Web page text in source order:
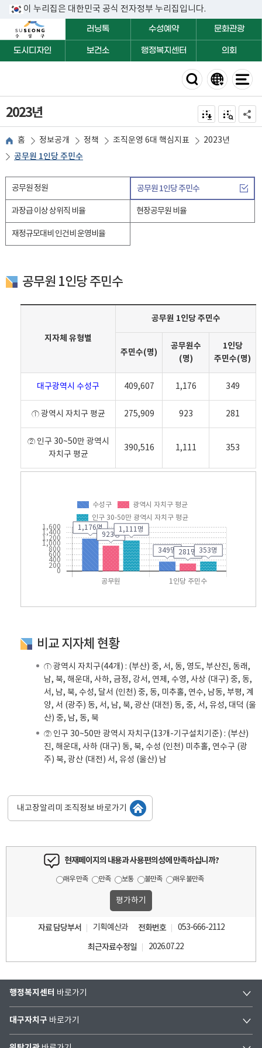
이 누리집은 대한민국 공식 전자정부 누리집입니다.
러닝톡
수성예약 문화관광
도시디자인 보건소 행정복지센터 의회
2023년 전자점자 내려받기
점자미리 보
공유
홈 정보공개 정책 조직운영 6대 핵심지표 2023년
공무원 1인당 주민수
공무원 정원 공무원 1인당 주민수
과장급 이상 상위직 비율 현장공무원 비율
재정규모대비 인건비 운영비율
공무원 1인당 주민수
지자체 유형별
공무원 1인당 주민수
주민수(명)
공무원수
(명)
1인당
주민수(명)
대구광역시 수성구 409,607 1,176 349
① 광역시 자치구 평균 275,909 923 281
② 인구 30~50만 광역시
자치구 평균
390,516 1,111 353
비교 지자체 현황
① 광역시 자치구(44개) : (부산) 중, 서, 동, 영도, 부산진, 동래,
남, 북, 해운대, 사하, 금정, 강서, 연제, 수영, 사상 (대구) 중, 동,
서, 남, 북, 수성, 달서 (인천) 중, 동, 미추홀, 연수, 남동, 부평, 계
양, 서 (광주) 동, 서, 남, 북, 광산 (대전) 동, 중, 서, 유성, 대덕 (울
산) 중, 남, 동, 북
② 인구 30~50만 광역시 자치구(13개-기구설치기준) : (부산)
진, 해운대, 사하 (대구) 동, 북, 수성 (인천) 미추홀, 연수구 (광
주) 북, 광산 (대전) 서, 유성 (울산) 남
내고장알리미 조직정보 바로가기
현재페이지의 내용과 사용편의성에 만족하십니까?
매우 만족 만족 보통 불만족 매우 불만족
자료 담당부서 기획예산과 전화번호 053-666-2112
최근자료수정일 2026.07.22
행정복지센터 바로가기
대구자치구 바로가기